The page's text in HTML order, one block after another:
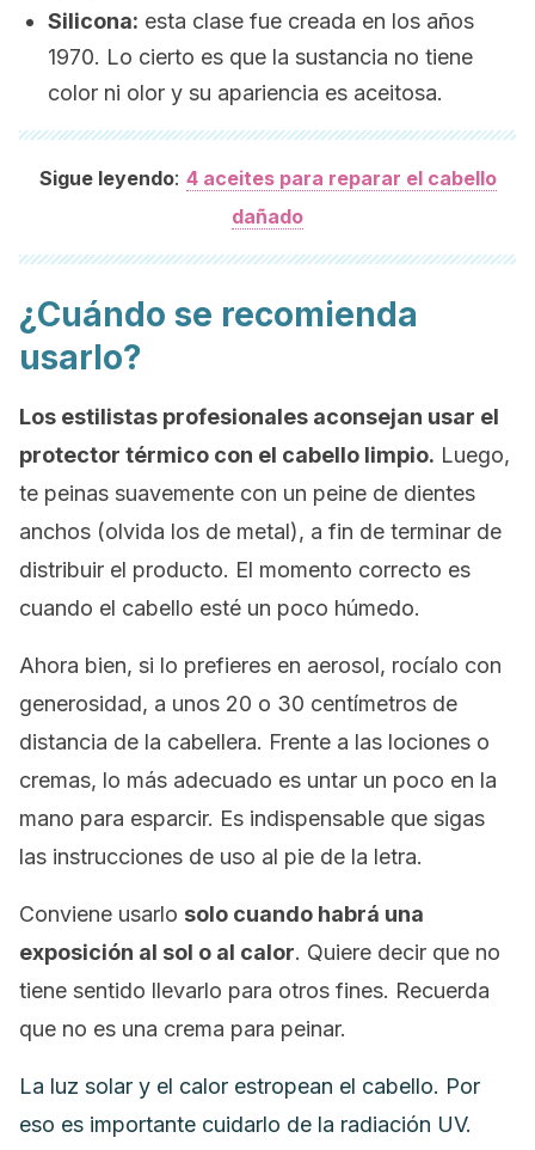
Silicona: esta clase fue creada en los años
1970. Lo cierto es que la sustancia no tiene
color ni olor y su apariencia es aceitosa.
Sigue leyendo: 4 aceites para reparar el cabello
dañado
¿Cuándo se recomienda
usarlo?
Los estilistas profesionales aconsejan usar el
protector térmico con el cabello limpio. Luego,
te peinas suavemente con un peine de dientes
anchos (olvida los de metal), a fin de terminar de
distribuir el producto. El momento correcto es
cuando el cabello esté un poco húmedo.
Ahora bien, si lo prefieres en aerosol, rocíalo con
generosidad, a unos 20 o 30 centímetros de
distancia de la cabellera. Frente a las lociones o
cremas, lo más adecuado es untar un poco en la
mano para esparcir. Es indispensable que sigas
las instrucciones de uso al pie de la letra.
Conviene usarlo solo cuando habrá una
exposición al sol o al calor. Quiere decir que no
tiene sentido llevarlo para otros fines. Recuerda
que no es una crema para peinar.
La luz solar y el calor estropean el cabello. Por
eso es importante cuidarlo de la radiación UV.